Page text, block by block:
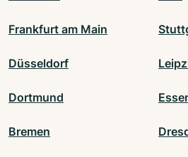
Frankfurt am Main
Düsseldorf
Dortmund
Bremen